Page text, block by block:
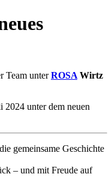
Team unterROSA Wirtz
unter dem neuen
gemeinsame Geschichte
– und mit Freude auf